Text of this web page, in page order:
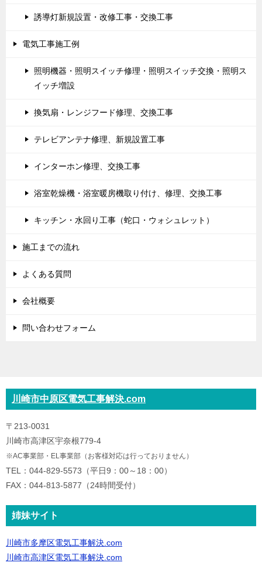
誘導灯新規設置・改修工事・交換工事
電気工事施工例
照明機器・照明スイッチ修理・照明スイッチ交換・照明ス
イッチ増設
換気扇・レンジフード修理、交換工事
テレビアンテナ修理、新規設置工事
インターホン修理、交換工事
浴室乾燥機・浴室暖房機取り付け、修理、交換工事
キッチン・水回り工事（蛇口・ウォシュレット）
施工までの流れ
よくある質問
会社概要
問い合わせフォーム
川崎市中原区電気工事解決.com
〒213-0031
川崎市高津区宇奈根779-4
※AC事業部・EL事業部（お客様対応は行っておりません）
TEL：044-829-5573（平日9：00～18：00）
FAX：044-813-5877（24時間受付）
姉妹サイト
川崎市多摩区電気工事解決.com
川崎市高津区電気工事解決.com